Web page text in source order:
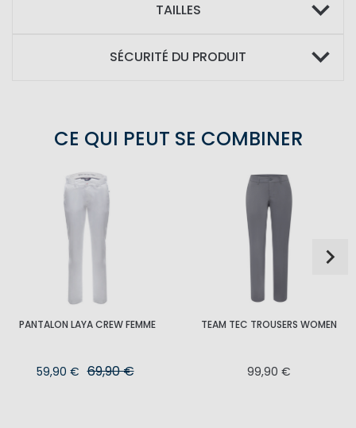
TAILLES
SÉCURITÉ DU PRODUIT
CE QUI PEUT SE COMBINER
PANTALON LAYA CREW FEMME
59,90 € 69,90 €
TEAM TEC TROUSERS WOMEN
99,90 €